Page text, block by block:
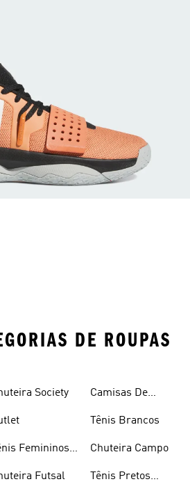
DE ROUPAS
Society
Femininos
Futsal
Camisas De
Tênis Brancos
Chuteira Campo
Tênis Pretos